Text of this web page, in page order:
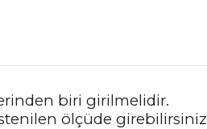
biri girilmelidir.
ölçüde girebilirsiniz